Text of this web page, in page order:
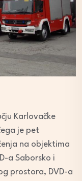
Karlovačke
je pet
na objektima
a Saborsko i
prostora, DVD-a